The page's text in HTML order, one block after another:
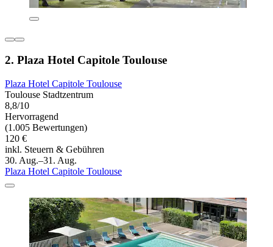
2. Plaza Hotel Capitole Toulouse
Plaza Hotel Capitole Toulouse
Toulouse Stadtzentrum
8,8/10
Hervorragend
(1.005 Bewertungen)
120 €
inkl. Steuern & Gebühren
30. Aug.–31. Aug.
Plaza Hotel Capitole Toulouse